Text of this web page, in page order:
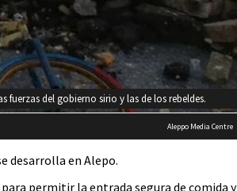
fuerzas del gobierno sirio y las de los rebeldes.
Aleppo Media Centre
desarrolla en Alepo.
permitir la entrada segura de comida y